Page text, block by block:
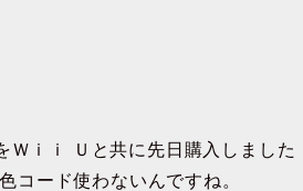
Ｗｉｉ Ｕと共に先日購入しました
コード使わないんですね。